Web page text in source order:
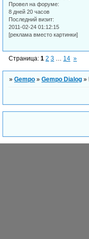
Провел на форуме:
8 дней 20 часов
Последний визит:
2011-02-24 01:12:15
[реклама вместо картинки]
Страница:1 2 3 14 »
»Gempo »Gempo Dialog »